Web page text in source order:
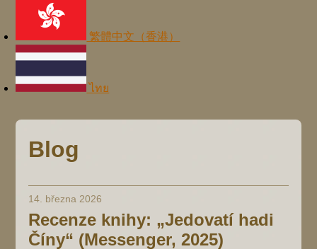
繁體中文（香港）
ไทย
Blog
14. března 2026
Recenze knihy: „Jedovatí hadi
Číny“ (Messenger, 2025)